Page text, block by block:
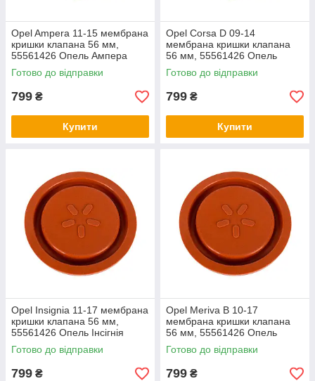
Opel Ampera 11-15 мембрана
кришки клапана 56 мм,
55561426 Опель Ампера
Готово до відправки
799 ₴
Купити
Opel Corsa D 09-14
мембрана кришки клапана
56 мм, 55561426 Опель
Корса Д
Готово до відправки
799 ₴
Купити
Opel Insignia 11-17 мембрана
кришки клапана 56 мм,
55561426 Опель Інсігнія
Готово до відправки
799 ₴
Opel Meriva B 10-17
мембрана кришки клапана
56 мм, 55561426 Опель
Меріва Б
Готово до відправки
799 ₴